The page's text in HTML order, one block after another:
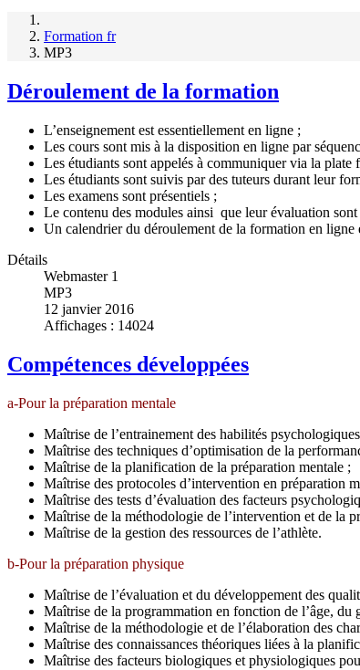
Formation fr
MP3
Déroulement de la formation
L’enseignement est essentiellement en ligne ;
Les cours sont mis à la disposition en ligne par
Les étudiants sont appelés à communiquer via la
Les étudiants sont suivis par des tuteurs durant leur
Les examens sont présentiels ;
Le contenu des modules ainsi que leur évaluation
Un calendrier du déroulement de la formation en ligne
Détails
Webmaster 1
MP3
12 janvier 2016
Affichages : 14024
Compétences développées
a-Pour la préparation mentale
Maîtrise de l’entrainement des habilités
Maîtrise des techniques d’optimisation de la
Maîtrise de la planification de la préparation mentale ;
Maîtrise des protocoles d’intervention en préparation
Maîtrise des tests d’évaluation des facteurs
Maîtrise de la méthodologie de l’intervention et de la
Maîtrise de la gestion des ressources de l’athlète.
b-Pour la préparation physique
Maîtrise de l’évaluation et du développement des
Maîtrise de la programmation en fonction de l’âge, du
Maîtrise de la méthodologie et de l’élaboration des
Maîtrise des connaissances théoriques liées à la
Maîtrise des facteurs biologiques et physiologiques